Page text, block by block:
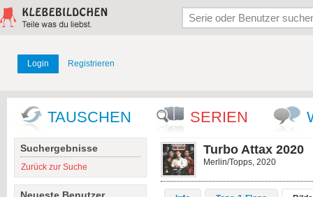
Login Registrieren
TAUSCHEN SERIEN
Suchergebnisse
Zurück zur Suche
Turbo Attax 2020
Merlin/Topps, 2020